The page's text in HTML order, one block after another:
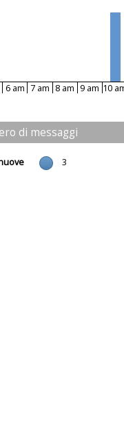
6 am 7 am 8 am 9 am 10
di messaggi
3